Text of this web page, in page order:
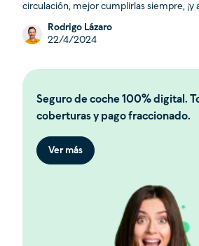
circulación, mejor cumplirlas siempre, ¡y
Rodrigo Lázaro
22/4/2024
Seguro de coche 100% digital.
coberturas y pago fraccionado.
Ver más